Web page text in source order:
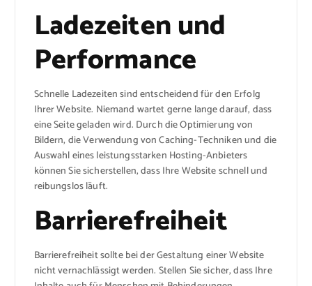
Ladezeiten und
Performance
Schnelle Ladezeiten sind entscheidend für den Erfolg
Ihrer Website. Niemand wartet gerne lange darauf, dass
eine Seite geladen wird. Durch die Optimierung von
Bildern, die Verwendung von Caching-Techniken und die
Auswahl eines leistungsstarken Hosting-Anbieters
können Sie sicherstellen, dass Ihre Website schnell und
reibungslos läuft.
Barrierefreiheit
Barrierefreiheit sollte bei der Gestaltung einer Website
nicht vernachlässigt werden. Stellen Sie sicher, dass Ihre